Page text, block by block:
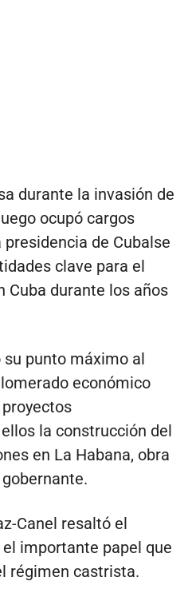
durante la invasión de
ocupó cargos
de Cubalse
clave para el
Cuba durante los años
punto máximo al
económico
la construcción del
en La Habana, obra
Canel resaltó el
importante papel que
régimen castrista.